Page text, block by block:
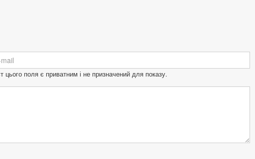
цього поля є приватним і не призначений для показу.